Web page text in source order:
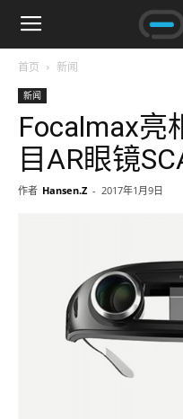
首页 新闻
新闻
Focalmax亮
目AR眼镜
作者 Hansen.Z - 2017年1月9日